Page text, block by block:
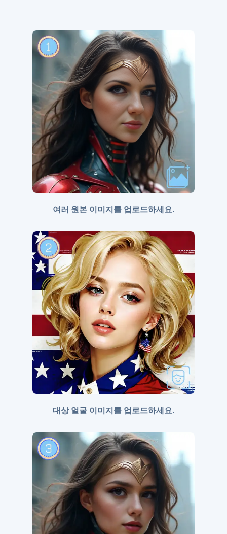
여러 원본 이미지를 업로드하세요.
대상 얼굴 이미지를 업로드하세요.